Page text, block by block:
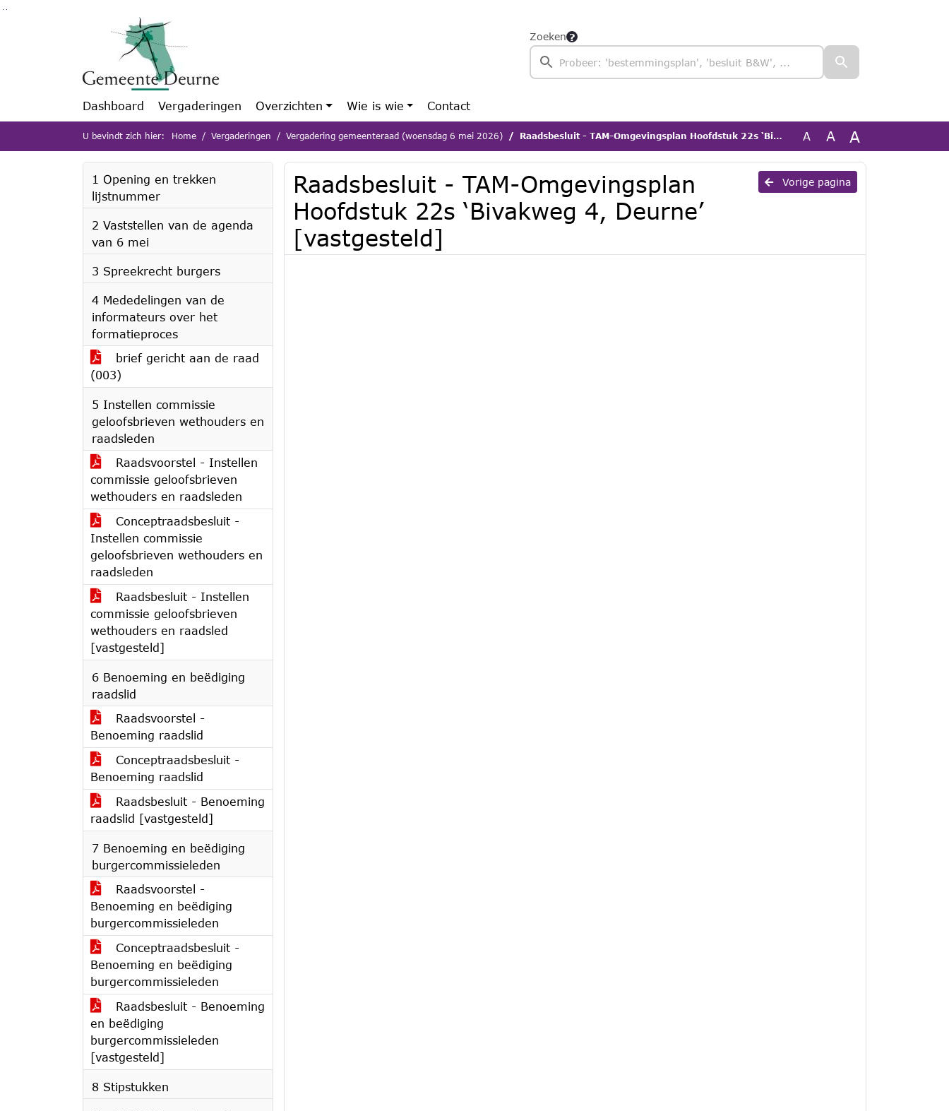
Ga naar de inhoud van deze pagina
Zoeken
Dashboard Vergaderingen Overzichten Wie is wie Contact
U bevindt zich hier: Home Vergaderingen Vergadering gemeenteraad (woensdag 6 mei 2026) Raadsbesluit - TAM-Omgevingsplan Hoofdstuk 22s ‘Bivakweg 4, Deurne’ [vastgesteld] A A A
1 Opening en trekken
lijstnummer
2 Vaststellen van de agenda
van 6 mei
3 Spreekrecht burgers
4 Mededelingen van de
informateurs over het
formatieproces
brief gericht aan de raad
(003)
5 Instellen commissie
geloofsbrieven wethouders en
raadsleden
Raadsvoorstel - Instellen
commissie geloofsbrieven
wethouders en raadsleden
Conceptraadsbesluit -
Instellen commissie
geloofsbrieven wethouders en
raadsleden
Raadsbesluit - Instellen
commissie geloofsbrieven
wethouders en raadsled
[vastgesteld]
6 Benoeming en beëdiging
raadslid
Raadsvoorstel -
Benoeming raadslid
Conceptraadsbesluit -
Benoeming raadslid
Raadsbesluit - Benoeming
raadslid [vastgesteld]
7 Benoeming en beëdiging
burgercommissieleden
Raadsvoorstel -
Benoeming en beëdiging
burgercommissieleden
Conceptraadsbesluit -
Benoeming en beëdiging
burgercommissieleden
Raadsbesluit - Benoeming
en beëdiging
burgercommissieleden
[vastgesteld]
8 Stipstukken
Vorige pagina
Raadsbesluit - TAM-Omgevingsplan
Hoofdstuk 22s ‘Bivakweg 4, Deurne’
[vastgesteld]